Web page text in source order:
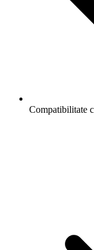
Compatibilitate